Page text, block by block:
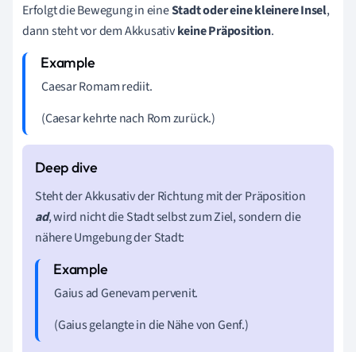
Erfolgt die Bewegung in eineStadt oder eine kleinere Insel,
dann steht vor dem Akkusativkeine Präposition.
Caesar Romam rediit.
(Caesar kehrte nach Rom zurück.)
Steht der Akkusativ der Richtung mit der Präposition
ad, wird nicht die Stadt selbst zum Ziel, sondern die
nähere Umgebung der Stadt:
Gaius ad Genevam pervenit.
(Gaius gelangte in die Nähe von Genf.)